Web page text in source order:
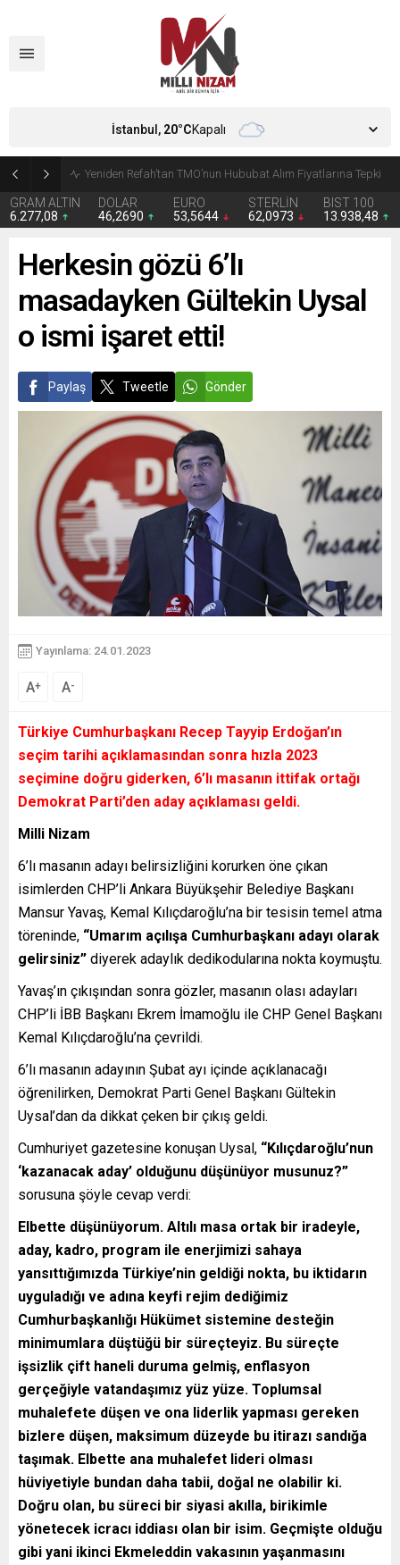
CHP’de Günaydın ve Başarır’ın grup başkanvekilliği düştü
GRAM ALTIN
6.277,08
DOLAR
46,2690
EURO
53,5644
STERLİN
62,0973
BIST 100
13.938,48
İstanbul, 20°CKapalı
Herkesin gözü 6’lı
masadayken Gültekin Uysal
o ismi işaret etti!
Paylaş Tweetle Gönder
Yayınlama: 24.01.2023
A+ A-
Türkiye Cumhurbaşkanı Recep Tayyip Erdoğan’ın
seçim tarihi açıklamasından sonra hızla 2023
seçimine doğru giderken, 6’lı masanın ittifak ortağı
Demokrat Parti’den aday açıklaması geldi.
Milli Nizam
6’lı masanın adayı belirsizliğini korurken öne çıkan
isimlerden CHP’li Ankara Büyükşehir Belediye Başkanı
Mansur Yavaş, Kemal Kılıçdaroğlu’na bir tesisin temel atma
töreninde, “Umarım açılışa Cumhurbaşkanı adayı olarak
gelirsiniz” diyerek adaylık dedikodularına nokta koymuştu.
Yavaş’ın çıkışından sonra gözler, masanın olası adayları
CHP’li İBB Başkanı Ekrem İmamoğlu ile CHP Genel Başkanı
Kemal Kılıçdaroğlu’na çevrildi.
6’lı masanın adayının Şubat ayı içinde açıklanacağı
öğrenilirken, Demokrat Parti Genel Başkanı Gültekin
Uysal’dan da dikkat çeken bir çıkış geldi.
Cumhuriyet gazetesine konuşan Uysal, “Kılıçdaroğlu’nun
‘kazanacak aday’ olduğunu düşünüyor musunuz?”
sorusuna şöyle cevap verdi:
Elbette düşünüyorum. Altılı masa ortak bir iradeyle,
aday, kadro, program ile enerjimizi sahaya
yansıttığımızda Türkiye’nin geldiği nokta, bu iktidarın
uyguladığı ve adına keyfi rejim dediğimiz
Cumhurbaşkanlığı Hükümet sistemine desteğin
minimumlara düştüğü bir süreçteyiz. Bu süreçte
işsizlik çift haneli duruma gelmiş, enflasyon
gerçeğiyle vatandaşımız yüz yüze. Toplumsal
muhalefete düşen ve ona liderlik yapması gereken
bizlere düşen, maksimum düzeyde bu itirazı sandığa
taşımak. Elbette ana muhalefet lideri olması
hüviyetiyle bundan daha tabii, doğal ne olabilir ki.
Doğru olan, bu süreci bir siyasi akılla, birikimle
yönetecek icracı iddiası olan bir isim. Geçmişte olduğu
gibi yani ikinci Ekmeleddin vakasının yaşanmasını